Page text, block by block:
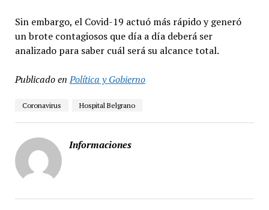
Sin embargo, el Covid-19 actuó más rápido y generó
un brote contagiosos que día a día deberá ser
analizado para saber cuál será su alcance total.
Publicado en Política y Gobierno
Coronavirus Hospital Belgrano
Informaciones